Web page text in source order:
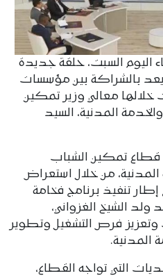
اليوم السبت، حلقة جديدة
يعد بالشراكة بين مؤسسات
خلالها معالي وزير تمكين
المدنية، السيد
قطاع تمكين الشباب
المدنية، من خلال استعراض
إطار تنفيذ برنامج فخامة
ولد الشيخ الغزواني،
فرص التشغيل وتطوير
المدنية.
التي تواجه القطاع،